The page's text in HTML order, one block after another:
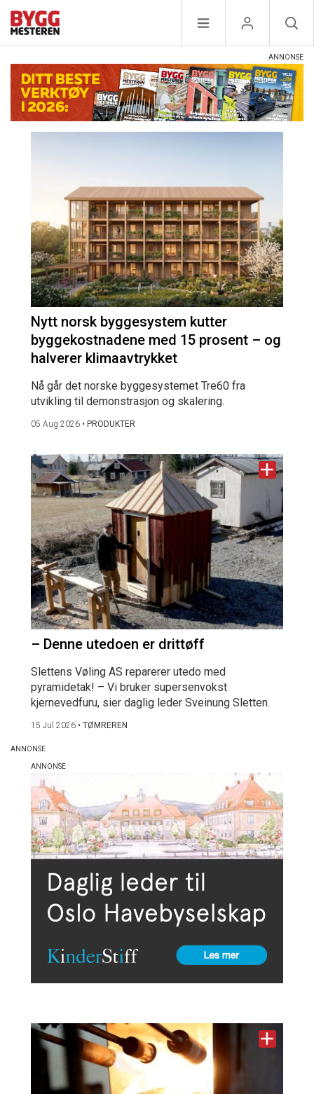
Nytt norsk byggesystem kutter
byggekostnadene med 15 prosent – og
halverer klimaavtrykket
Nå går det norske byggesystemet Tre60 fra
utvikling til demonstrasjon og skalering.
05 Aug 2026 • PRODUKTER
– Denne utedoen er drittøff
Slettens Vøling AS reparerer utedo med
pyramidetak! – Vi bruker supersenvokst
kjernevedfuru, sier daglig leder Sveinung Sletten.
15 Jul 2026 • TØMREREN